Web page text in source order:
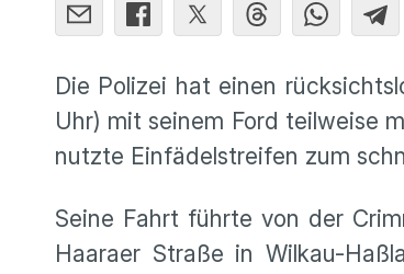
Die Polizei hat einen
Uhr) mit seinem Ford teilweise
nutzte Einfädelstreifen zum
Seine Fahrt führte von der
Haaraer Straße in Wilkau-